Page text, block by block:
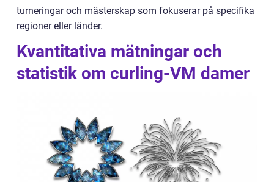
turneringar och mästerskap som fokuserar på specifika
regioner eller länder.
Kvantitativa mätningar och
statistik om curling-VM damer